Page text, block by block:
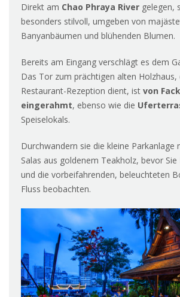
Direkt am Chao Phraya River gelegen,
besonders stilvoll, umgeben von
Banyanbäumen und blühenden Blumen.
Bereits am Eingang verschlägt es dem
Das Tor zum prächtigen alten Holzhaus,
Restaurant-Rezeption dient, ist von
eingerahmt, ebenso wie die
Speiselokals.
Durchwandern sie die kleine Parkanlage
Salas aus goldenem Teakholz, bevor
und die vorbeifahrenden, beleuchteten
Fluss beobachten.